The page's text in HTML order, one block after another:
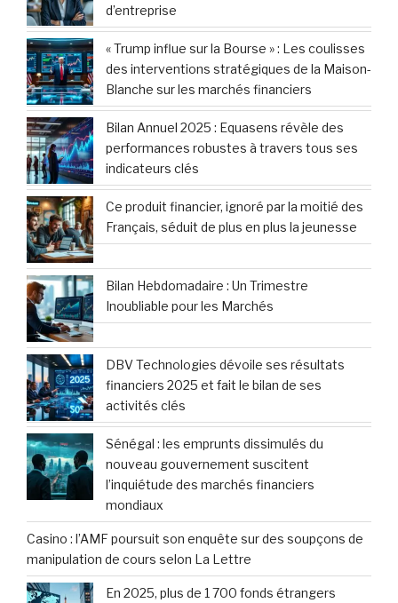
d’entreprise
« Trump influe sur la Bourse » : Les coulisses
des interventions stratégiques de la Maison-
Blanche sur les marchés financiers
Bilan Annuel 2025 : Equasens révèle des
performances robustes à travers tous ses
indicateurs clés
Ce produit financier, ignoré par la moitié des
Français, séduit de plus en plus la jeunesse
Bilan Hebdomadaire : Un Trimestre
Inoubliable pour les Marchés
DBV Technologies dévoile ses résultats
financiers 2025 et fait le bilan de ses
activités clés
Sénégal : les emprunts dissimulés du
nouveau gouvernement suscitent
l’inquiétude des marchés financiers
mondiaux
Casino : l’AMF poursuit son enquête sur des soupçons de
manipulation de cours selon La Lettre
En 2025, plus de 1 700 fonds étrangers